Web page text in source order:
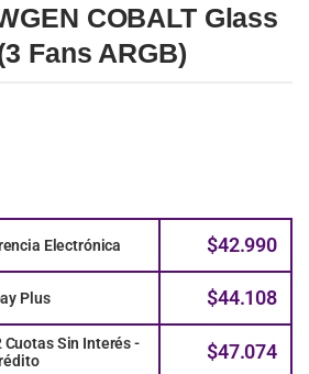
COBALT Glass
Fans ARGB)
Electrónica $42.990
Plus $44.108
Cuotas Sin Interés -
$47.074